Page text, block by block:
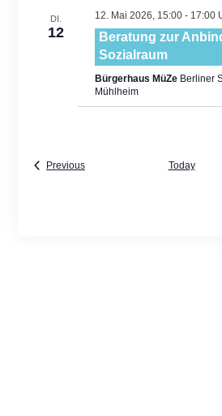
DI.
12
12. Mai 2026, 15:00- 17:00
Beratung zur
Sozialraum
Bürgerhaus MüZe Berliner
Mühlheim
PreviousEvents Today